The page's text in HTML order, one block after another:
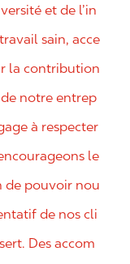
et de l’in
sain, acce
la contribution
notre entrep
à respecter
le
de pouvoir nou
de nos cli
Des accom